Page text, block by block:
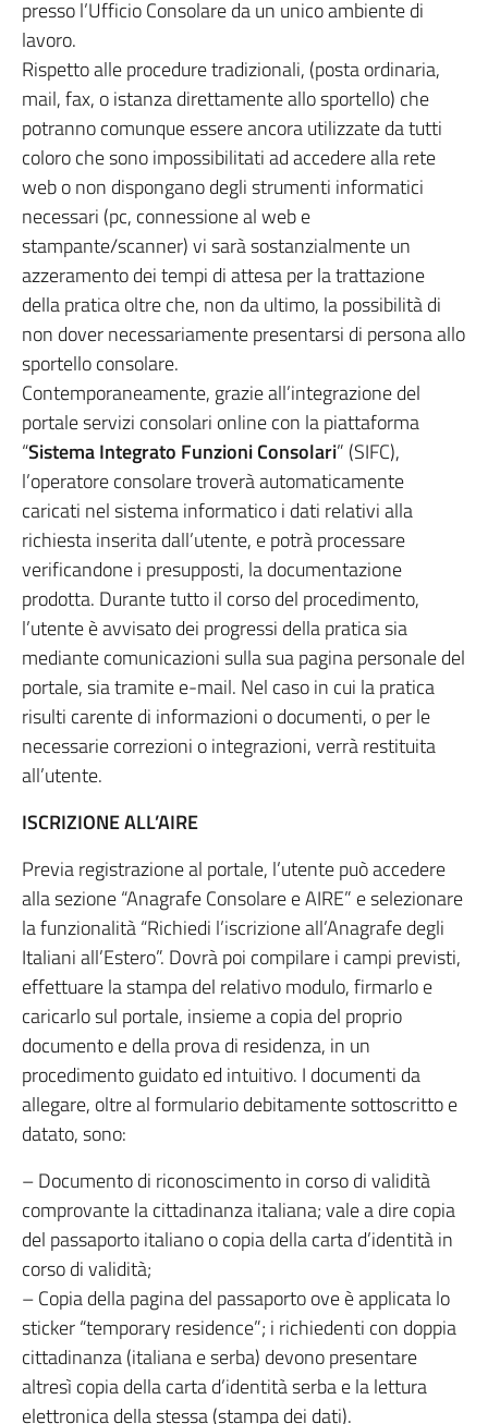
presso l’Ufficio Consolare da un unico ambiente di
lavoro.
Rispetto alle procedure tradizionali, (posta ordinaria,
mail, fax, o istanza direttamente allo sportello) che
potranno comunque essere ancora utilizzate da tutti
coloro che sono impossibilitati ad accedere alla rete
web o non dispongano degli strumenti informatici
necessari (pc, connessione al web e
stampante/scanner) vi sarà sostanzialmente un
azzeramento dei tempi di attesa per la trattazione
della pratica oltre che, non da ultimo, la possibilità di
non dover necessariamente presentarsi di persona allo
sportello consolare.
Contemporaneamente, grazie all’integrazione del
portale servizi consolari online con la piattaforma
“Sistema Integrato Funzioni Consolari” (SIFC),
l’operatore consolare troverà automaticamente
caricati nel sistema informatico i dati relativi alla
richiesta inserita dall’utente, e potrà processare
verificandone i presupposti, la documentazione
prodotta. Durante tutto il corso del procedimento,
l’utente è avvisato dei progressi della pratica sia
mediante comunicazioni sulla sua pagina personale del
portale, sia tramite e-mail. Nel caso in cui la pratica
risulti carente di informazioni o documenti, o per le
necessarie correzioni o integrazioni, verrà restituita
all’utente.
ISCRIZIONE ALL’AIRE
Previa registrazione al portale, l’utente può accedere
alla sezione “Anagrafe Consolare e AIRE” e selezionare
la funzionalità “Richiedi l’iscrizione all’Anagrafe degli
Italiani all’Estero”. Dovrà poi compilare i campi previsti,
effettuare la stampa del relativo modulo, firmarlo e
caricarlo sul portale, insieme a copia del proprio
documento e della prova di residenza, in un
procedimento guidato ed intuitivo. I documenti da
allegare, oltre al formulario debitamente sottoscritto e
datato, sono:
– Documento di riconoscimento in corso di validità
comprovante la cittadinanza italiana; vale a dire copia
del passaporto italiano o copia della carta d’identità in
corso di validità;
– Copia della pagina del passaporto ove è applicata lo
sticker “temporary residence”; i richiedenti con doppia
cittadinanza (italiana e serba) devono presentare
altresì copia della carta d’identità serba e la lettura
elettronica della stessa (stampa dei dati).